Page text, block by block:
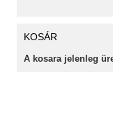
KOSÁR
A kosara jelenleg